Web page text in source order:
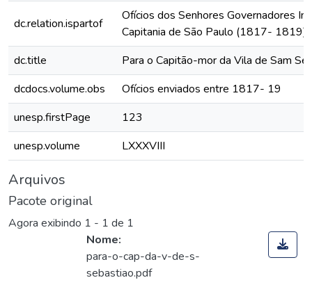
dc.relation.ispartof
Ofícios dos Senhores Governadores
Capitania de São Paulo (1817- 1819)
dc.title
Para o Capitão-mor da Vila de Sam
dcdocs.volume.obs
Ofícios enviados entre 1817- 19
unesp.firstPage
123
unesp.volume
LXXXVIII
Arquivos
Pacote original
Agora exibindo 1 - 1 de 1
Nome:
para-o-cap-da-v-de-s-
sebastiao.pdf